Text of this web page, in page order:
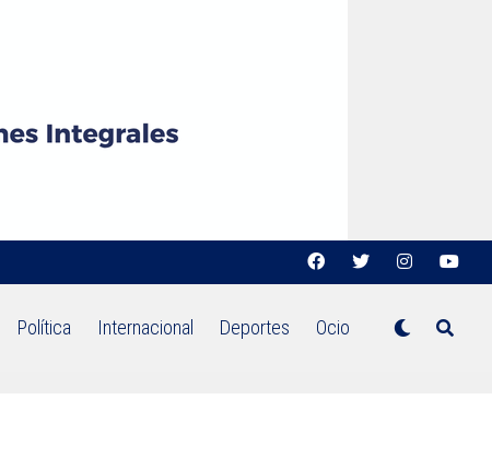
Política Internacional Deportes Ocio